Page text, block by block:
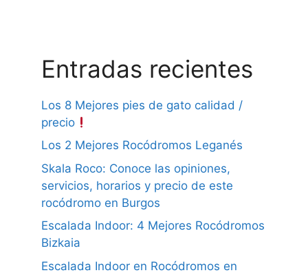
Entradas recientes
Los 8 Mejores pies de gato calidad /
precio
Los 2 Mejores Rocódromos Leganés
Skala Roco: Conoce las opiniones,
servicios, horarios y precio de este
rocódromo en Burgos
Escalada Indoor: 4 Mejores Rocódromos
Bizkaia
Escalada Indoor en Rocódromos en